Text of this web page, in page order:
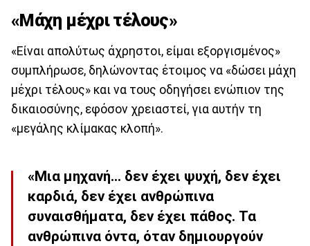
«Μάχη μέχρι τέλους»
«Είναι απολύτως άχρηστοι, είμαι εξοργισμένος»
συμπλήρωσε, δηλώνοντας έτοιμος να «δώσει μάχη
μέχρι τέλους» και να τους οδηγήσει ενώπιον της
δικαιοσύνης, εφόσον χρειαστεί, για αυτήν τη
«μεγάλης κλίμακας κλοπή».
«Μια μηχανή… δεν έχει ψυχή, δεν έχει
καρδιά, δεν έχει ανθρώπινα
συναισθήματα, δεν έχει πάθος. Τα
ανθρώπινα όντα, όταν δημιουργούν